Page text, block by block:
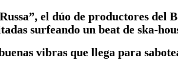
el dúo de productores del
surfeando un beat de ska-
vibras que llega para